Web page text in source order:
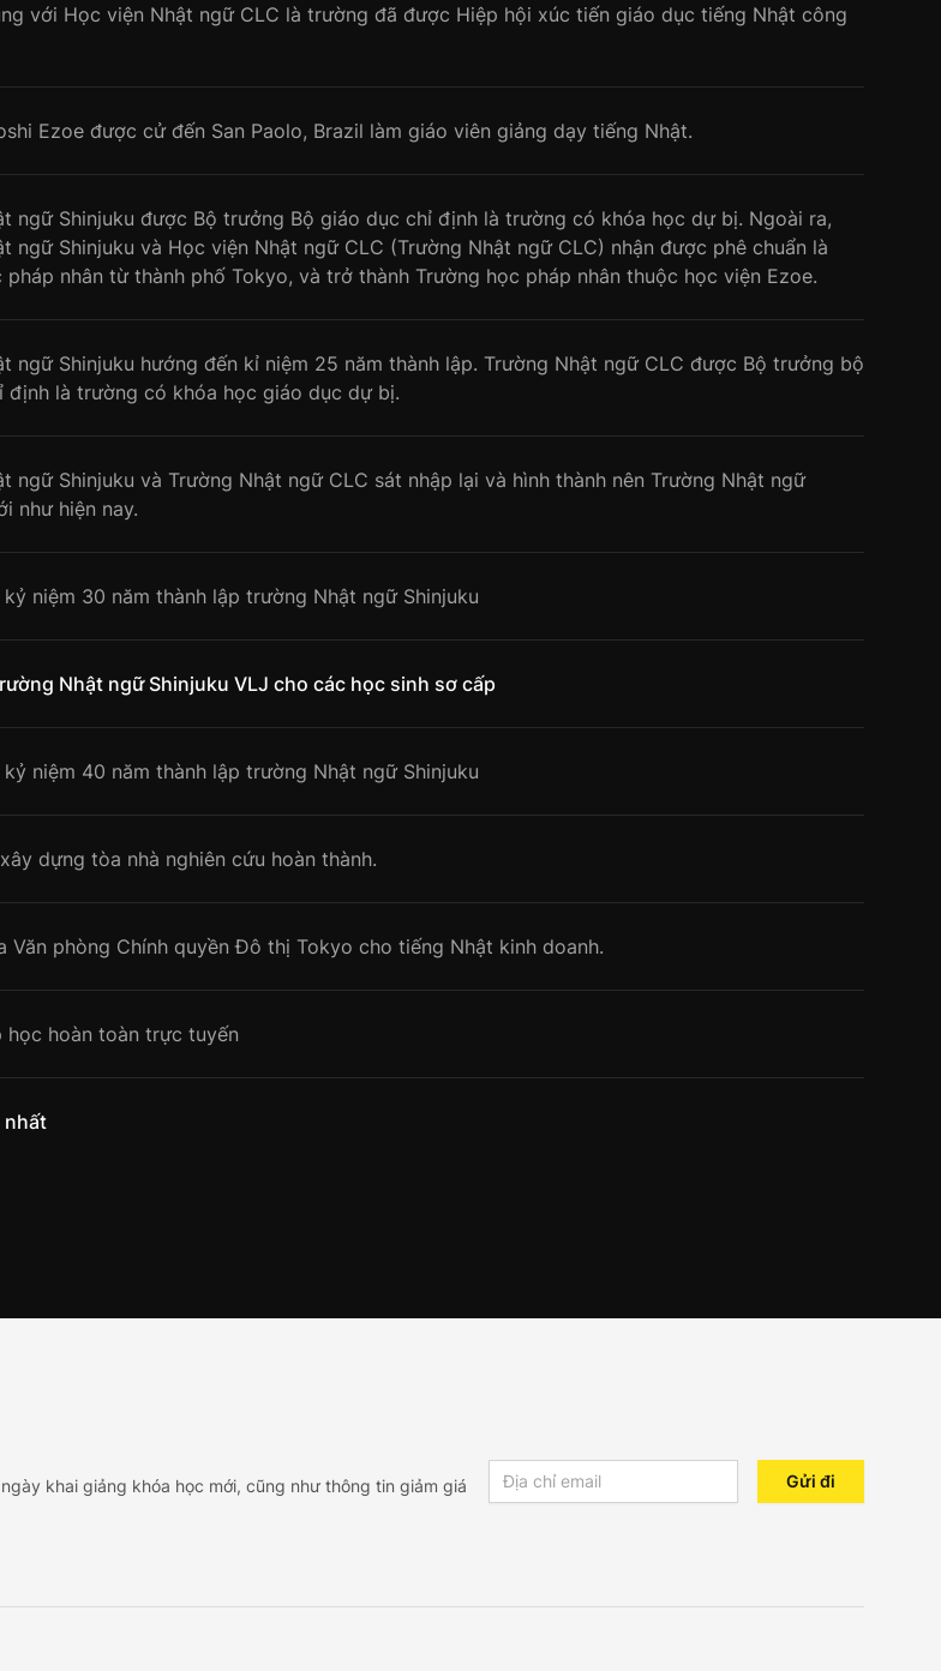
với Học viện Nhật ngữ CLC là trường đã được Hiệp hội xúc tiến giáo dục tiếng Nhật công
Ezoe được cử đến San Paolo, Brazil làm giáo viên giảng dạy tiếng Nhật.
ngữ Shinjuku được Bộ trưởng Bộ giáo dục chỉ định là trường có khóa học dự bị. Ngoài ra,
ngữ Shinjuku và Học viện Nhật ngữ CLC (Trường Nhật ngữ CLC) nhận được phê chuẩn là
pháp nhân từ thành phố Tokyo, và trở thành Trường học pháp nhân thuộc học viện Ezoe.
ngữ Shinjuku hướng đến kỉ niệm 25 năm thành lập. Trường Nhật ngữ CLC được Bộ trưởng bộ
định là trường có khóa học giáo dục dự bị.
ngữ Shinjuku và Trường Nhật ngữ CLC sát nhập lại và hình thành nên Trường Nhật ngữ
như hiện nay.
niệm 30 năm thành lập trường Nhật ngữ Shinjuku
Nhật ngữ Shinjuku VLJ cho các học sinh sơ cấp
niệm 40 năm thành lập trường Nhật ngữ Shinjuku
dựng tòa nhà nghiên cứu hoàn thành.
Văn phòng Chính quyền Đô thị Tokyo cho tiếng Nhật kinh doanh.
học hoàn toàn trực tuyến
nhất
khai giảng khóa học mới, cũng như thông tin giảm giá
Email address Gửi đi